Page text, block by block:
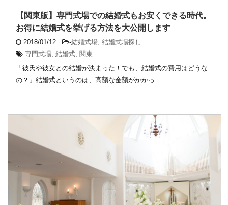
【関東版】専門式場での結婚式もお安くできる時代。
お得に結婚式を挙げる方法を大公開します
2018/01/12 -結婚式場 結婚式場探し
専門式場 結婚式 関東
「彼氏や彼女との結婚が決まった！でも、結婚式の費用はどうな
の？」結婚式というのは、高額な金額がかかっ ...